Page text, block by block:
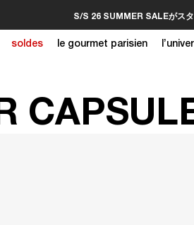
S/S 26 SUMMER SALEがス
soldes le gourmet parisien